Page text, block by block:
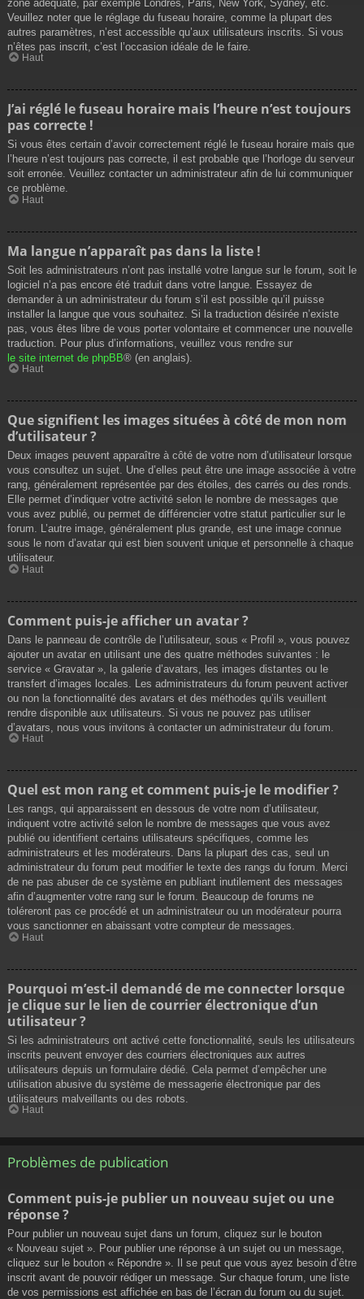
zone adéquate, par exemple Londres, Paris, New York, Sydney, etc.
Veuillez noter que le réglage du fuseau horaire, comme la plupart des
autres paramètres, n’est accessible qu’aux utilisateurs inscrits. Si vous
n’êtes pas inscrit, c’est l’occasion idéale de le faire.
Haut
J’ai réglé le fuseau horaire mais l’heure n’est toujours
pas correcte !
Si vous êtes certain d’avoir correctement réglé le fuseau horaire mais que
l’heure n’est toujours pas correcte, il est probable que l’horloge du serveur
soit erronée. Veuillez contacter un administrateur afin de lui communiquer
ce problème.
Haut
Ma langue n’apparaît pas dans la liste !
Soit les administrateurs n’ont pas installé votre langue sur le forum, soit le
logiciel n’a pas encore été traduit dans votre langue. Essayez de
demander à un administrateur du forum s’il est possible qu’il puisse
installer la langue que vous souhaitez. Si la traduction désirée n’existe
pas, vous êtes libre de vous porter volontaire et commencer une nouvelle
traduction. Pour plus d’informations, veuillez vous rendre sur
le site internet de phpBB® (en anglais).
Haut
Que signifient les images situées à côté de mon nom
d’utilisateur ?
Deux images peuvent apparaître à côté de votre nom d’utilisateur lorsque
vous consultez un sujet. Une d’elles peut être une image associée à votre
rang, généralement représentée par des étoiles, des carrés ou des ronds.
Elle permet d’indiquer votre activité selon le nombre de messages que
vous avez publié, ou permet de différencier votre statut particulier sur le
forum. L’autre image, généralement plus grande, est une image connue
sous le nom d’avatar qui est bien souvent unique et personnelle à chaque
utilisateur.
Haut
Comment puis-je afficher un avatar ?
Dans le panneau de contrôle de l’utilisateur, sous « Profil », vous pouvez
ajouter un avatar en utilisant une des quatre méthodes suivantes : le
service « Gravatar », la galerie d’avatars, les images distantes ou le
transfert d’images locales. Les administrateurs du forum peuvent activer
ou non la fonctionnalité des avatars et des méthodes qu’ils veuillent
rendre disponible aux utilisateurs. Si vous ne pouvez pas utiliser
d’avatars, nous vous invitons à contacter un administrateur du forum.
Haut
Quel est mon rang et comment puis-je le modifier ?
Les rangs, qui apparaissent en dessous de votre nom d’utilisateur,
indiquent votre activité selon le nombre de messages que vous avez
publié ou identifient certains utilisateurs spécifiques, comme les
administrateurs et les modérateurs. Dans la plupart des cas, seul un
administrateur du forum peut modifier le texte des rangs du forum. Merci
de ne pas abuser de ce système en publiant inutilement des messages
afin d’augmenter votre rang sur le forum. Beaucoup de forums ne
toléreront pas ce procédé et un administrateur ou un modérateur pourra
vous sanctionner en abaissant votre compteur de messages.
Haut
Pourquoi m’est-il demandé de me connecter lorsque
je clique sur le lien de courrier électronique d’un
utilisateur ?
Si les administrateurs ont activé cette fonctionnalité, seuls les utilisateurs
inscrits peuvent envoyer des courriers électroniques aux autres
utilisateurs depuis un formulaire dédié. Cela permet d’empêcher une
utilisation abusive du système de messagerie électronique par des
utilisateurs malveillants ou des robots.
Haut
Problèmes de publication
Comment puis-je publier un nouveau sujet ou une
réponse ?
Pour publier un nouveau sujet dans un forum, cliquez sur le bouton
« Nouveau sujet ». Pour publier une réponse à un sujet ou un message,
cliquez sur le bouton « Répondre ». Il se peut que vous ayez besoin d’être
inscrit avant de pouvoir rédiger un message. Sur chaque forum, une liste
de vos permissions est affichée en bas de l’écran du forum ou du sujet.